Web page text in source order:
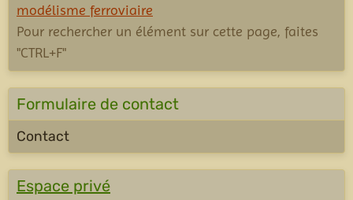
modélisme ferroviaire
Pour rechercher un élément sur cette page, faites
"CTRL+F"
Formulaire de contact
Contact
Espace privé